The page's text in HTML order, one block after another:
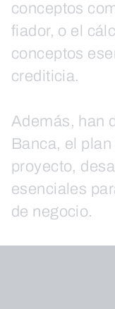
conceptos
fiador, o el
conceptos
crediticia.
Además, han
Banca, el
proyecto,
esenciales
de negocio.